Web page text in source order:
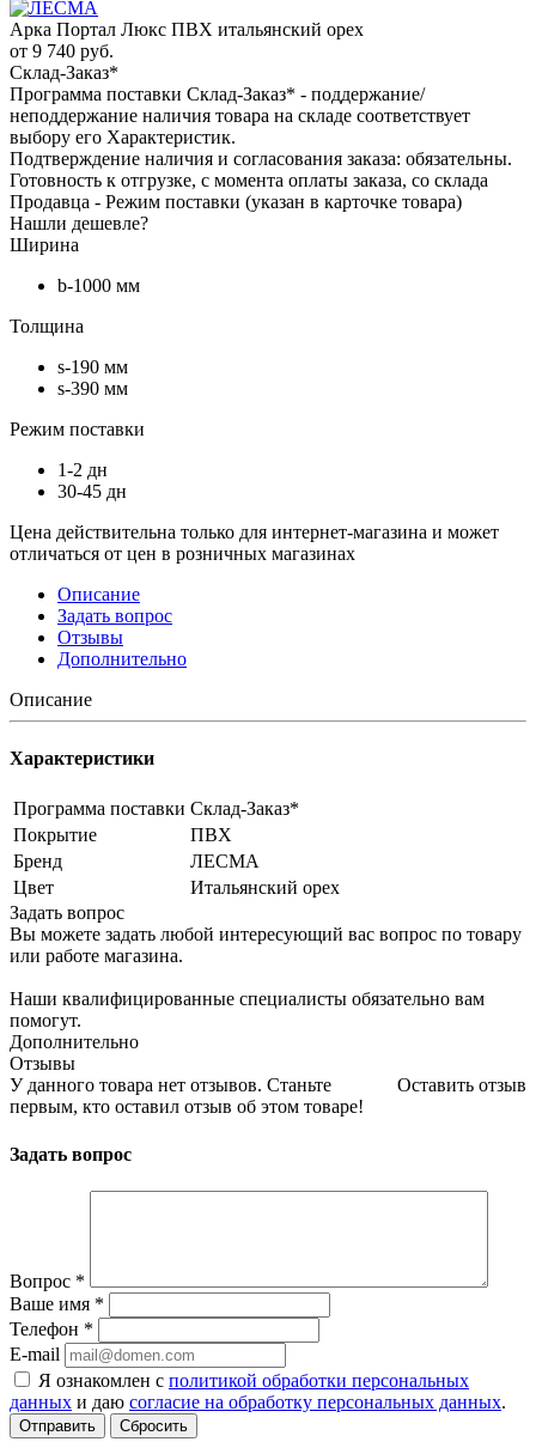
Арка Портал Люкс ПВХ итальянский орех
от 9 740 руб.
Склад-Заказ*
Программа поставки Склад-Заказ* - поддержание/
неподдержание наличия товара на складе соответствует
выбору его Характеристик.
Подтверждение наличия и согласования заказа: обязательны.
Готовность к отгрузке, с момента оплаты заказа, со склада
Продавца - Режим поставки (указан в карточке товара)
Нашли дешевле?
Ширина
b-1000 мм
Толщина
s-190 мм
s-390 мм
Режим поставки
1-2 дн
30-45 дн
Цена действительна только для интернет-магазина и может
отличаться от цен в розничных магазинах
Описание
Задать вопрос
Отзывы
Дополнительно
Описание
Характеристики
Программа поставки Склад-Заказ*
Покрытие
ПВХ
Бренд
ЛЕСМА
Цвет
Итальянский орех
Задать вопрос
Вы можете задать любой интересующий вас вопрос по товару
или работе магазина.
Наши квалифицированные специалисты обязательно вам
помогут.
Дополнительно
Отзывы
Оставить отзыв
У данного товара нет отзывов. Станьте
первым, кто оставил отзыв об этом товаре!
Задать вопрос
Вопрос *
Ваше имя *
Телефон *
E-mail
Я ознакомлен с политикой обработки персональных
данных и даю согласие на обработку персональных данных.
Сбросить